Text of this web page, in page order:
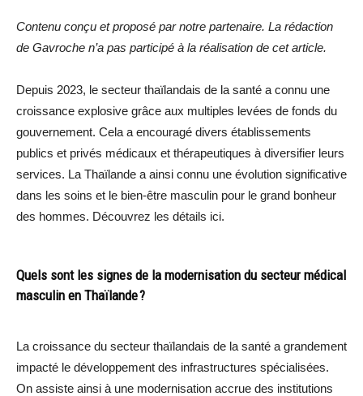
Contenu conçu et proposé par notre partenaire. La rédaction
de Gavroche n’a pas participé à la réalisation de cet article.
Depuis 2023, le secteur thaïlandais de la santé a connu une
croissance explosive grâce aux multiples levées de fonds du
gouvernement. Cela a encouragé divers établissements
publics et privés médicaux et thérapeutiques à diversifier leurs
services. La Thaïlande a ainsi connu une évolution significative
dans les soins et le bien-être masculin pour le grand bonheur
des hommes. Découvrez les détails ici.
Quels sont les signes de la modernisation du secteur médical
masculin en Thaïlande ?
La croissance du secteur thaïlandais de la santé a grandement
impacté le développement des infrastructures spécialisées.
On assiste ainsi à une modernisation accrue des institutions